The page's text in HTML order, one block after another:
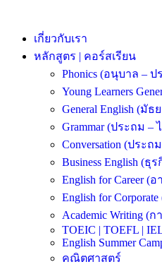
เกี่ยวกับเรา
หลักสูตร | คอร์สเรียน
Phonics (อนุบาล – ป
Young Learners
General English (มั
Grammar (ประถม –
Conversation (ประ
Business English (ธุ
English for Career (
English for
Academic Writing (
TOEIC | TOEFL |
English Summer
คณิตศาสตร์